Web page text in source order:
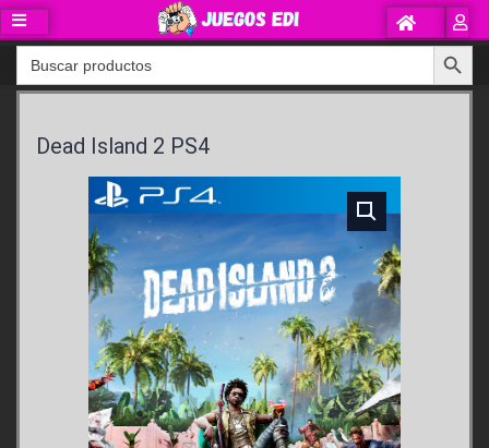
Ir
al
contenido
Search
for:
Search Button
Dead Island 2 PS4